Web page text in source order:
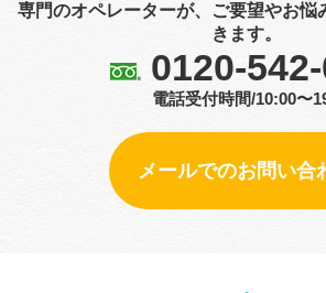
専門のオペレーターが、ご要望やお悩
きます。
0120-
電話受付時間/10:00〜
メールでのお問い合